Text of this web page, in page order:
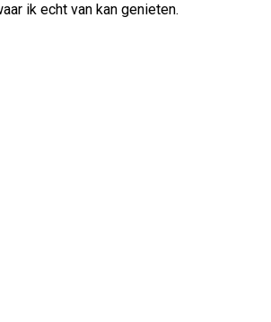
ik echt van kan genieten.